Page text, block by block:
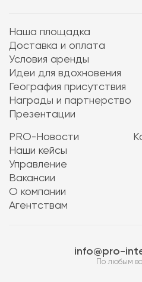
Наша площадка
Доставка и оплата
Условия аренды
Идеи для вдохновения
География присутствия
Награды и партнерство
Презентации
PRO-Новости
Наши кейсы
Управление
Вакансии
О компании
Агентствам
info@pro-
По любым